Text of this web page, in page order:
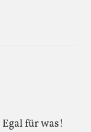
für was!